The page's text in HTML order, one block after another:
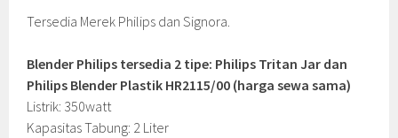
Tersedia Merek Philips dan Signora.
Blender Philips tersedia 2 tipe: Philips Tritan Jar dan
Philips Blender Plastik HR2115/00 (harga sewa sama)
Listrik: 350watt
Kapasitas Tabung: 2 Liter